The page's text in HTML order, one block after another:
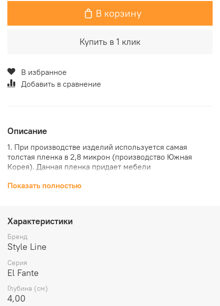
В корзину
Купить в 1 клик
В избранное
Добавить в сравнение
Описание
1. При производстве изделий используется самая
толстая пленка в 2,8 микрон (производство Южная
Корея). Данная пленка придает мебели
поверхность, что характерно в большей степени для
высококачественного влагостойкого МДФ "Kronospan",
а внутренние ящики из ЛДСП "Kronospan".
3. Для подвесных тумб используются усиленные
хромированные навесы "CAMAR", мирового лидера в
мебели.
4. Элегантная и надежная мебельная фурнитура и
направляющие скрытого монтажа от "Boyard".
5. Внутренние ящики во всех моделях собраны с
Показать полностью
Характеристики
Бренд
Style Line
Серия
El Fante
Глубина (см)
4,00